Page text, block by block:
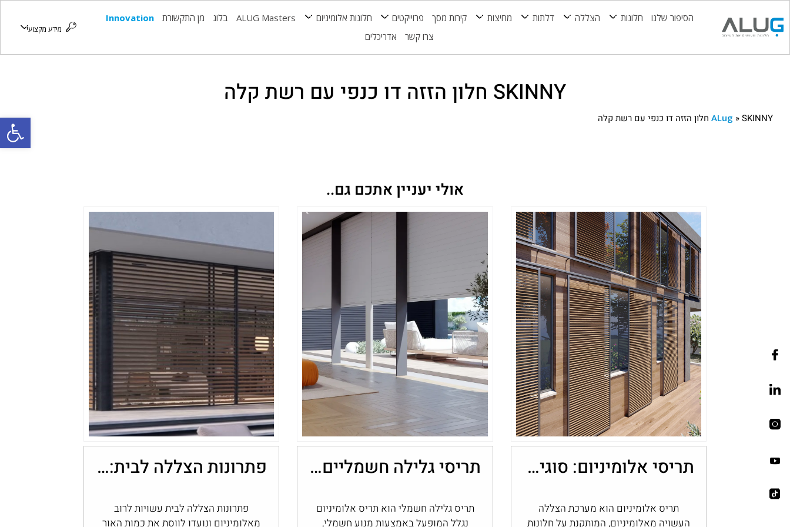
פתח
הסיפור שלנו חלונות הצללה דלתות מחיצות קירות מסך פרוייקטים חלונות אלומיניום ALUG Masters בלוג מן התקשורת
Innovation
צרו קשר
אדריכלים
מידע מקצועי
SKINNY חלון הזזה דו כנפי עם רשת קלה
ALug »SKINNY חלון הזזה דו כנפי עם רשת קלה
אולי יעניין אתכם גם..
תריסי אלומיניום: סוגים, יתרונות ובחירה לבית
תריס אלומיניום הוא מערכת הצללה
העשויה מאלומיניום, המותקנת על חלונות
תריסי גלילה חשמליים: נוחות, שליטה ובקרת אור בבית
תריס גלילה חשמלי הוא תריס אלומיניום
נגלל המופעל באמצעות מנוע חשמלי,
פתרונות הצללה לבית: שליטה בכמות האור עם מערכות אלומיניום
פתרונות הצללה לבית עשויות לרוב
מאלומיניום ונועדו לווסת את כמות האור